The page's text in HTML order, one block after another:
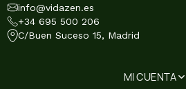
info@vidazen.es
+34 695 500 206
C/Buen Suceso 15, Madrid
MI CUENTA